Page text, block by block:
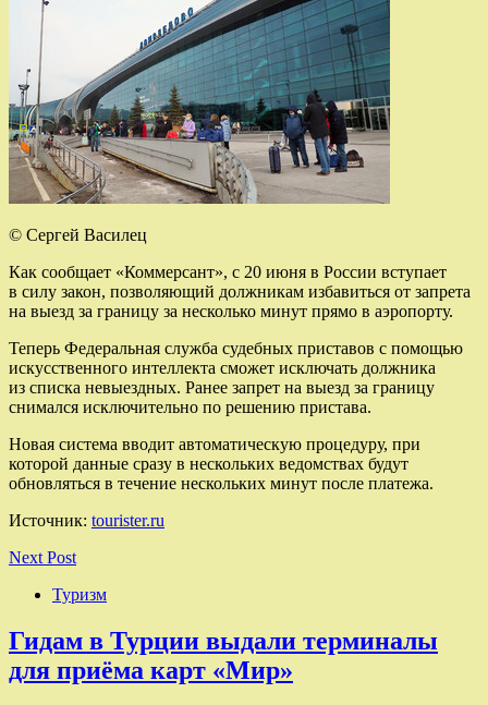
© Сергей Василец
Как сообщает «Коммерсант», с 20 июня в России вступает
в силу закон, позволяющий должникам избавиться от запрета
на выезд за границу за несколько минут прямо в аэропорту.
Теперь Федеральная служба судебных приставов с помощью
искусственного интеллекта сможет исключать должника
из списка невыездных. Ранее запрет на выезд за границу
снимался исключительно по решению пристава.
Новая система вводит автоматическую процедуру, при
которой данные сразу в нескольких ведомствах будут
обновляться в течение нескольких минут после платежа.
Источник: tourister.ru
Next Post
Туризм
Гидам в Турции выдали терминалы
для приёма карт «Мир»